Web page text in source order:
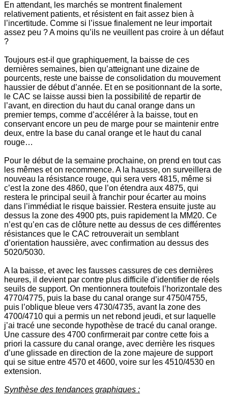
En attendant, les marchés se montrent finalement
relativement patients, et résistent en fait assez bien à
l’incertitude. Comme si l’issue finalement ne leur importait
assez peu ? A moins qu’ils ne veuillent pas croire à un défaut
?
Toujours est-il que graphiquement, la baisse de ces
dernières semaines, bien qu’atteignant une dizaine de
pourcents, reste une baisse de consolidation du mouvement
haussier de début d’année. Et en se positionnant de la sorte,
le CAC se laisse aussi bien la possibilité de repartir de
l’avant, en direction du haut du canal orange dans un
premier temps, comme d’accélérer à la baisse, tout en
conservant encore un peu de marge pour se maintenir entre
deux, entre la base du canal orange et le haut du canal
rouge…
Pour le début de la semaine prochaine, on prend en tout cas
les mêmes et on recommence. A la hausse, on surveillera de
nouveau la résistance rouge, qui sera vers 4815, même si
c’est la zone des 4860, que l’on étendra aux 4875, qui
restera le principal seuil à franchir pour écarter au moins
dans l’immédiat le risque baissier. Restera ensuite juste au
dessus la zone des 4900 pts, puis rapidement la MM20. Ce
n’est qu’en cas de clôture nette au dessus de ces différentes
résistances que le CAC retrouverait un semblant
d’orientation haussière, avec confirmation au dessus des
5020/5030.
A la baisse, et avec les fausses cassures de ces dernières
heures, il devient par contre plus difficile d’identifier de réels
seuils de support. On mentionnera toutefois l’horizontale des
4770/4775, puis la base du canal orange sur 4750/4755,
puis l’oblique bleue vers 4730/4735, avant la zone des
4700/4710 qui a permis un net rebond jeudi, et sur laquelle
j’ai tracé une seconde hypothèse de tracé du canal orange.
Une cassure des 4700 confirmerait par contre cette fois a
priori la cassure du canal orange, avec derrière les risques
d’une glissade en direction de la zone majeure de support
qui se situe entre 4570 et 4600, voire sur les 4510/4530 en
extension.
Synthèse des tendances graphiques :